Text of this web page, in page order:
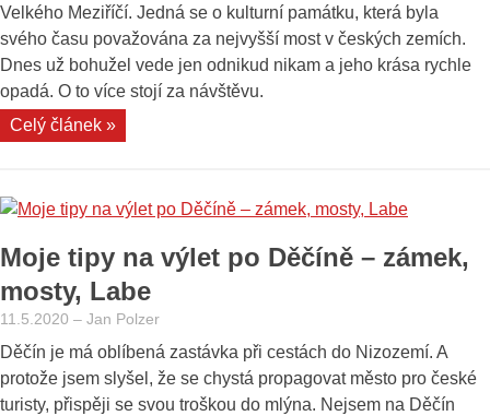
Velkého Meziříčí. Jedná se o kulturní památku, která byla
svého času považována za nejvyšší most v českých zemích.
Dnes už bohužel vede jen odnikud nikam a jeho krása rychle
opadá. O to více stojí za návštěvu.
Celý článek »„Výlet
Navštivte
most
u
Než
spadne“
Moje tipy na výlet po Děčíně – zámek,
mosty, Labe
11.5.2020 – Jan Polzer
Děčín je má oblíbená zastávka při cestách do Nizozemí. A
protože jsem slyšel, že se chystá propagovat město pro české
turisty, přispěji se svou troškou do mlýna. Nejsem na Děčín